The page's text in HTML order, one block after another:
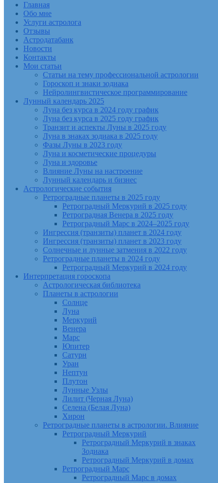
Главная
Обо мне
Услуги астролога
Отзывы
Астродатабанк
Новости
Контакты
Мои статьи
Статьи на тему профессиональной астрологии
Гороскоп и знаки зодиака
Нейролингвистическое программирование
Лунный календарь 2025
Луна без курса в 2024 году график
Луна без курса в 2025 году график
Транзит и аспекты Луны в 2025 году
Луна в знаках зодиака в 2025 году
Фазы Луны в 2023 году
Луна и косметические процедуры
Луна и здоровье
Влияние Луны на настроение
Лунный календарь и бизнес
Астрологические события
Ретроградные планеты в 2025 году
Ретроградный Меркурий в 2025 году
Ретроградная Венера в 2025 году
Ретроградный Марс в 2024–2025 году
Ингрессия (транзиты) планет в 2024 году
Ингрессия (транзиты) планет в 2023 году
Солнечные и лунные затмения в 2022 году
Ретроградные планеты в 2024 году
Ретроградный Меркурий в 2024 году
Интерпретация гороскопа
Астрологическая библиотека
Планеты в астрологии
Солнце
Луна
Меркурий
Венера
Марс
Юпитер
Сатурн
Уран
Нептун
Плутон
Лунные Узлы
Лилит (Черная Луна)
Селена (Белая Луна)
Хирон
Ретроградные планеты в астрологии. Влияние
Ретроградный Меркурий
Ретроградный Меркурий в знаках
Зодиака
Ретроградный Меркурий в домах
Ретроградный Марс
Ретроградный Марс в домах